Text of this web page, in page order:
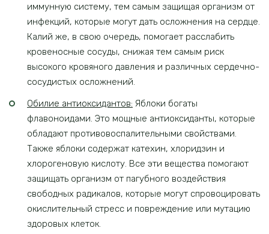
иммунную систему, тем самым защищая организм от
инфекций, которые могут дать осложнения на сердце.
Калий же, в свою очередь, помогает расслабить
кровеносные сосуды, снижая тем самым риск
высокого кровяного давления и различных сердечно-
сосудистых осложнений.
Обилие антиоксидантов: Яблоки богаты
флавоноидами. Это мощные антиоксиданты, которые
обладают противовоспалительными свойствами.
Также яблоки содержат катехин, хлоридзин и
хлорогеновую кислоту. Все эти вещества помогают
защищать организм от пагубного воздействия
свободных радикалов, которые могут спровоцировать
окислительный стресс и повреждение или мутацию
здоровых клеток.